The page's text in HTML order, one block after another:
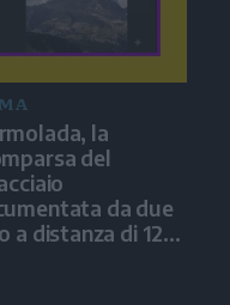
la
del
da due
a distanza di 12